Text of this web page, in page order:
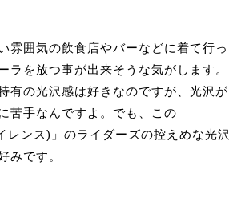
雰囲気の飲食店やバーなどに着て行っ
ラを放つ事が出来そうな気がします。
有の光沢感は好きなのですが、光沢が
苦手なんですよ。でも、この
レンス)」のライダーズの控えめな光沢
みです。